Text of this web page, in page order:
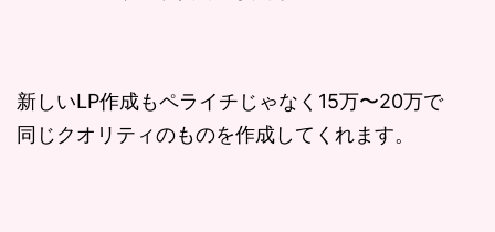
新しいLP作成もペライチじゃなく15万〜20万で
同じクオリティのものを作成してくれます。